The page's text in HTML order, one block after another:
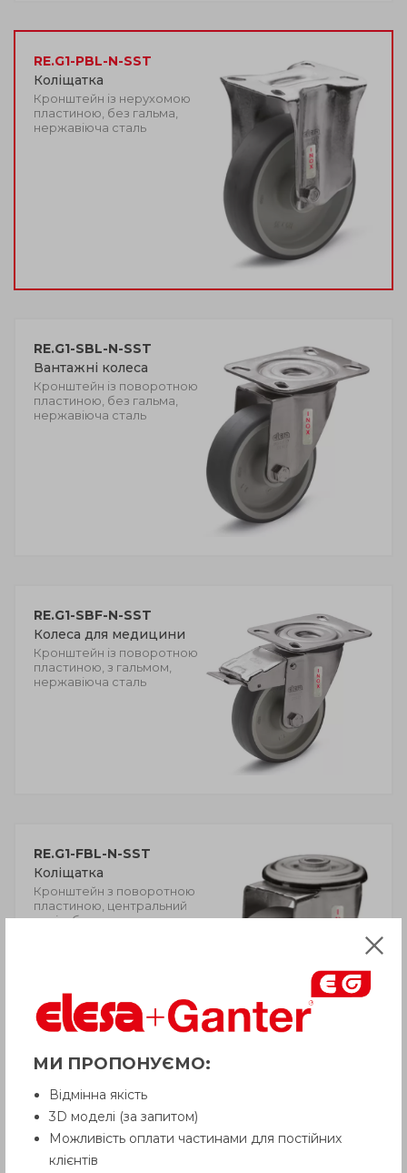
RE.G1-PBL-N-SST
Коліщатка
Кронштейн із нерухомою
пластиною, без гальма,
нержавіюча сталь
RE.G1-SBL-N-SST
Вантажні колеса
Кронштейн із поворотною
пластиною, без гальма,
нержавіюча сталь
RE.G1-SBF-N-SST
Колеса для медицини
Кронштейн із поворотною
пластиною, з гальмом,
нержавіюча сталь
RE.G1-FBL-N-SST
Коліщатка
Кронштейн з поворотною
пластиною, центральний
отвір, без гальма,
RE.G1-FBF-N-SST
МИ ПРОПОНУЄМО:
Відмінна якість
3D моделі (за запитом)
Можливість оплати частинами для постійних
клієнтів